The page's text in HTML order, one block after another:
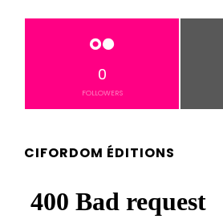
0
FOLLOWERS
CIFORDOM ÉDITIONS